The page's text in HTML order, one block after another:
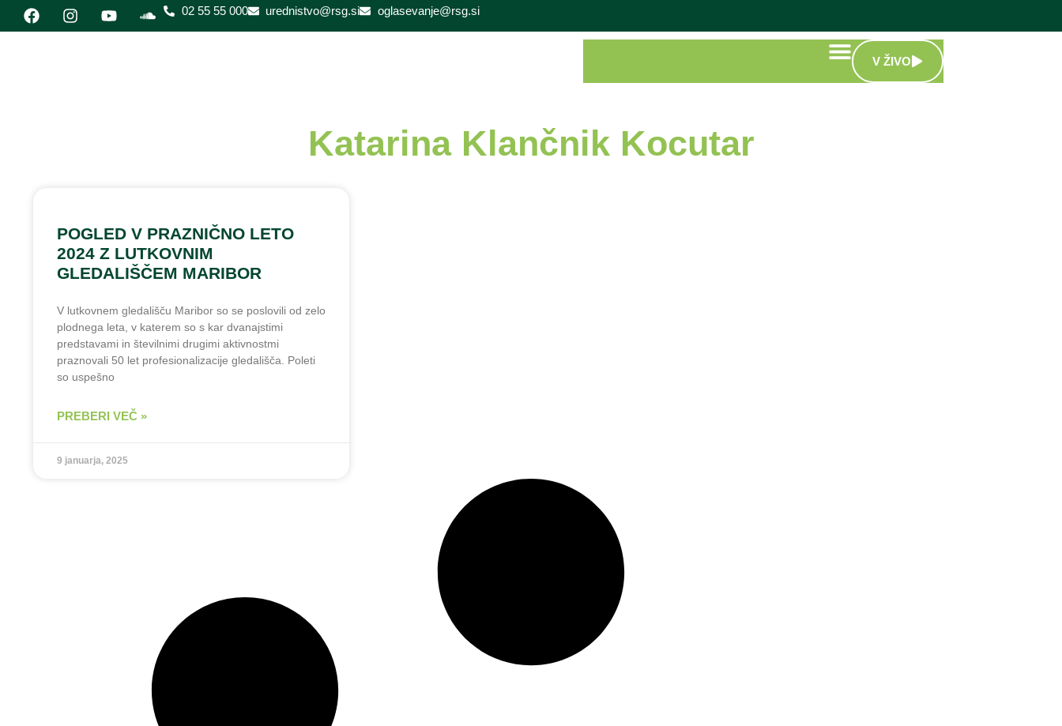
02 55 55 000 urednistvo@rsg.si oglasevanje@rsg.si
V ŽIVO
Katarina Klančnik Kocutar
POGLED V PRAZNIČNO LETO
2024 Z LUTKOVNIM
GLEDALIŠČEM MARIBOR
V lutkovnem gledališču Maribor so se poslovili od zelo
plodnega leta, v katerem so s kar dvanajstimi
predstavami in številnimi drugimi aktivnostmi
praznovali 50 let profesionalizacije gledališča. Poleti
so uspešno
PREBERI VEČ »
9 januarja, 2025